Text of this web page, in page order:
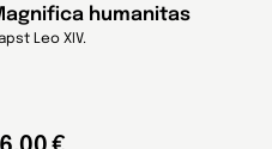
humanitas
Leo XIV.